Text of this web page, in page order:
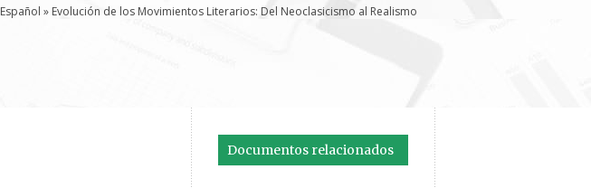
Español » Evolución de los Movimientos Literarios: Del Neoclasicismo al Realismo
Documentos relacionados